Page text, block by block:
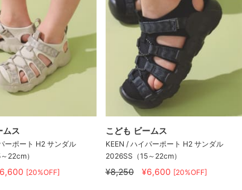
ムス
ーポート H2 サンダル
22cm）
[20%OFF]
こども ビームス
KEEN / ハイパーポート H2 サンダル
2026SS（15～22cm）
¥8,250 ¥6,600 [20%OFF]